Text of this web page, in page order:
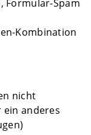
Formular-Spam
Kombination
nicht
ein anderes